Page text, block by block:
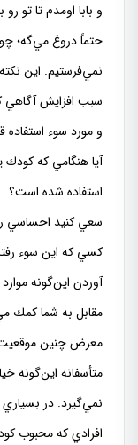
و بابا اومدم تا تو
حتماً دروغ مي‌گه؛
نمي‌فرستيم. اين
سبب افزايش آگاهي
و مورد سوء استفاده
آيا هنگامي كه كودك
استفاده شده است؟
سعي كنيد احساسي
كسي كه اين سوء
آوردن اين‌گونه
مقابل به شما كمك
معرض چنين
متأسفانه اين‌گونه
نمي‌گيرد. در بسياري
افرادي كه محبوب